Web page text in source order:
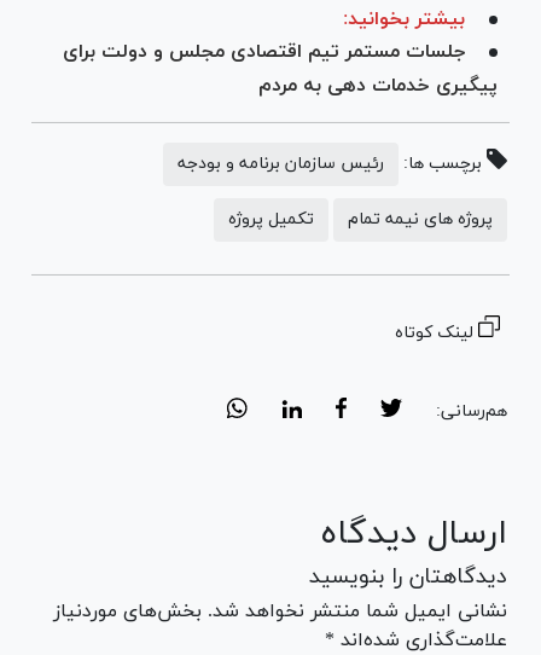
بیشتر بخوانید:
جلسات مستمر تیم اقتصادی مجلس و دولت برای
پیگیری خدمات دهی به مردم
برچسب ها: رئیس سازمان برنامه و بودجه
پروژه های نیمه تمام تکمیل پروژه
لینک کوتاه
هم‌رسانی:
ارسال دیدگاه
دیدگاهتان را بنویسید
نشانی ایمیل شما منتشر نخواهد شد. بخش‌های موردنیاز
علامت‌گذاری شده‌اند *